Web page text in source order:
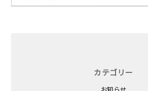
カテゴリー